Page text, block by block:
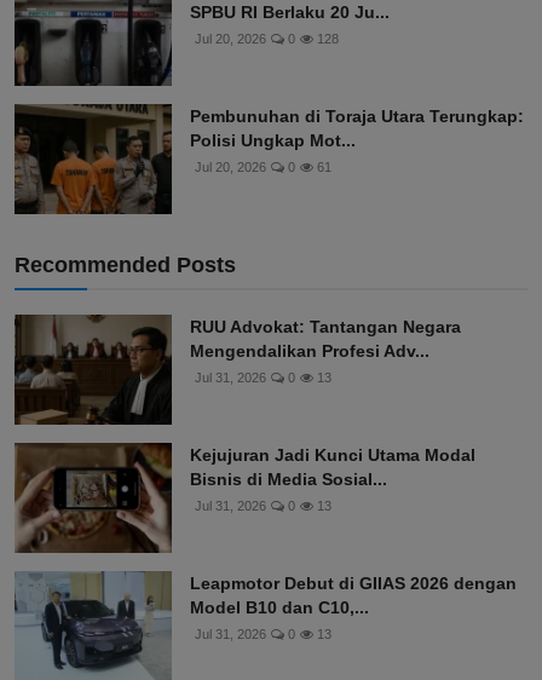
SPBU RI Berlaku 20 Ju...
Jul 20, 2026 0 128
Pembunuhan di Toraja Utara Terungkap:
Polisi Ungkap Mot...
Jul 20, 2026 0 61
Recommended Posts
RUU Advokat: Tantangan Negara
Mengendalikan Profesi Adv...
Jul 31, 2026 0 13
Kejujuran Jadi Kunci Utama Modal
Bisnis di Media Sosial...
Jul 31, 2026 0 13
Leapmotor Debut di GIIAS 2026 dengan
Model B10 dan C10,...
Jul 31, 2026 0 13